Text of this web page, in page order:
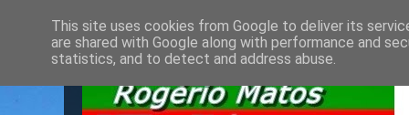
This site uses cookies from Google to deliver its
are shared with Google along with performance and
statistics, and to detect and address abuse.